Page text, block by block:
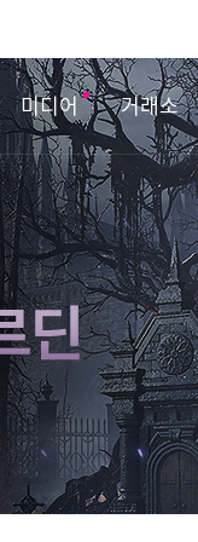
미디어 거래소